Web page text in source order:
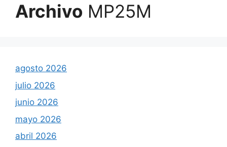
Archivo MP25M
agosto 2026
julio 2026
junio 2026
mayo 2026
abril 2026